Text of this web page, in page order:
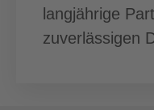
langjährige
zuverlässigen